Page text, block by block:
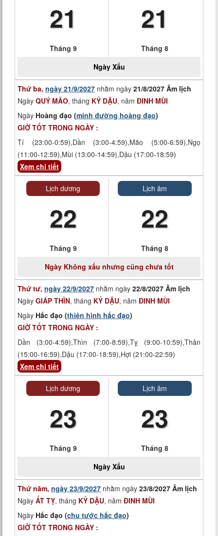
21
Tháng 9
21
Tháng 8
Ngày Xấu
Thứ ba, ngày 21/9/2027 nhằm ngày 21/8/2027 Âm lịch
Ngày QUÝ MÃO, tháng KỶ DẬU, năm ĐINH MÙI
Ngày Hoàng đạo (minh đường hoàng đạo)
GIỜ TỐT TRONG NGÀY :
Tí (23:00-0:59),Dần (3:00-4:59),Mão (5:00-6:59),Ngọ
(11:00-12:59),Mùi (13:00-14:59),Dậu (17:00-18:59)
Xem chi tiết
Lịch dương
22
Tháng 9
Lịch âm
22
Tháng 8
NgàyKhông xấu nhưng cũng chưa tốt
Thứ tư, ngày 22/9/2027 nhằm ngày 22/8/2027 Âm lịch
Ngày GIÁP THÌN, tháng KỶ DẬU, năm ĐINH MÙI
Ngày Hắc đạo (thiên hình hắc đạo)
GIỜ TỐT TRONG NGÀY :
Dần (3:00-4:59),Thìn (7:00-8:59),Tỵ (9:00-10:59),Thân
(15:00-16:59),Dậu (17:00-18:59),Hợi (21:00-22:59)
Xem chi tiết
Lịch dương
23
Tháng 9
Lịch âm
23
Tháng 8
Ngày Xấu
Thứ năm, ngày 23/9/2027 nhằm ngày 23/8/2027 Âm lịch
Ngày ẤT TỴ, tháng KỶ DẬU, năm ĐINH MÙI
Ngày Hắc đạo (chu tước hắc đạo)
GIỜ TỐT TRONG NGÀY :